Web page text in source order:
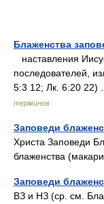
Блаженства
наставления
последователей,
5:3 12; Лк. 6:20
терминов
Заповеди
Христа Заповеди
блаженства
Заповеди
ВЗ и НЗ (ср. см.